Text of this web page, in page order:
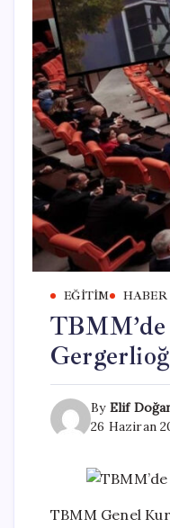
EĞITIM HABER
By Elif
26 Haziran
TBMM Genel